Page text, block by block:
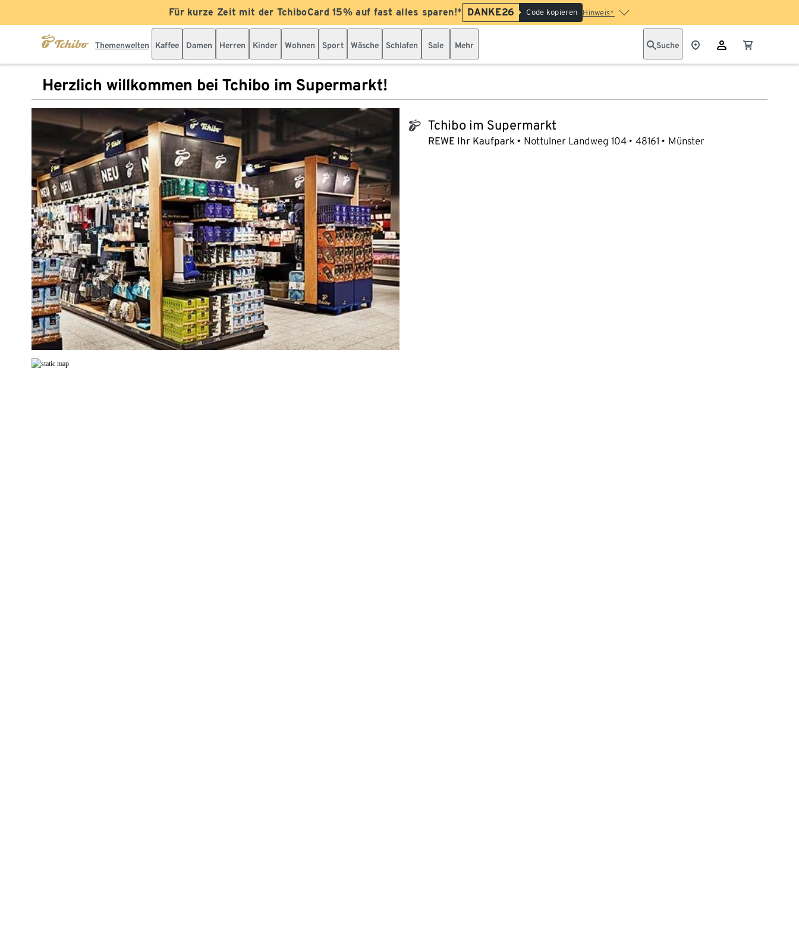
Für kurze Zeit mit der TchiboCard 15% auf fast alles sparen!* DANKE26 Code kopieren Hinweis*
Themenwelten Kaffee Damen Herren Kinder Wohnen Sport Wäsche Schlafen Sale Mehr Suche
Herzlich willkommen bei Tchibo im Supermarkt!
tchibo_logo Tchibo im Supermarkt
REWE Ihr Kaufpark Nottulner Landweg 104 48161 Münster